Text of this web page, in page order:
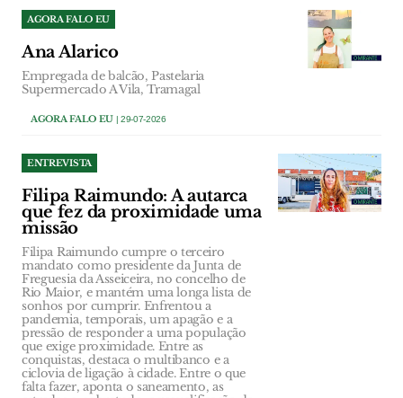
AGORA FALO EU
Ana Alarico
Empregada de balcão, Pastelaria
Supermercado A Vila, Tramagal
AGORA FALO EU | 29-07-2026
ENTREVISTA
Filipa Raimundo: A autarca
que fez da proximidade uma
missão
Filipa Raimundo cumpre o terceiro
mandato como presidente da Junta de
Freguesia da Asseiceira, no concelho de
Rio Maior, e mantém uma longa lista de
sonhos por cumprir. Enfrentou a
pandemia, temporais, um apagão e a
pressão de responder a uma população
que exige proximidade. Entre as
conquistas, destaca o multibanco e a
ciclovia de ligação à cidade. Entre o que
falta fazer, aponta o saneamento, as